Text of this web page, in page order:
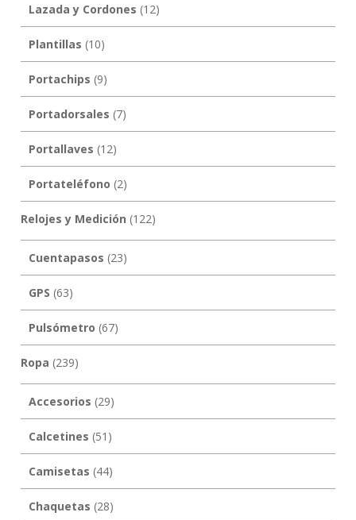
Lazada y Cordones (12)
Plantillas (10)
Portachips (9)
Portadorsales (7)
Portallaves (12)
Portateléfono (2)
Relojes y Medición (122)
Cuentapasos (23)
GPS (63)
Pulsómetro (67)
Ropa (239)
Accesorios (29)
Calcetines (51)
Camisetas (44)
Chaquetas (28)